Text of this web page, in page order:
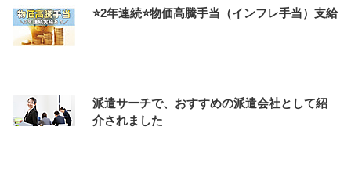
⭐2年連続⭐物価高騰手当（インフレ手当）支給
派遣サーチで、おすすめの派遣会社として紹
介されました